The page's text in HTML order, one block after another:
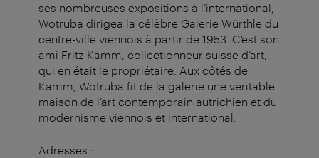
ses nombreuses expositions à l’international,
Wotruba dirigea la célèbre Galerie Würthle du
centre-ville viennois à partir de 1953. C’est son
ami Fritz Kamm, collectionneur suisse d’art,
qui en était le propriétaire. Aux côtés de
Kamm, Wotruba fit de la galerie une véritable
maison de l’art contemporain autrichien et du
modernisme viennois et international.
Adresses :